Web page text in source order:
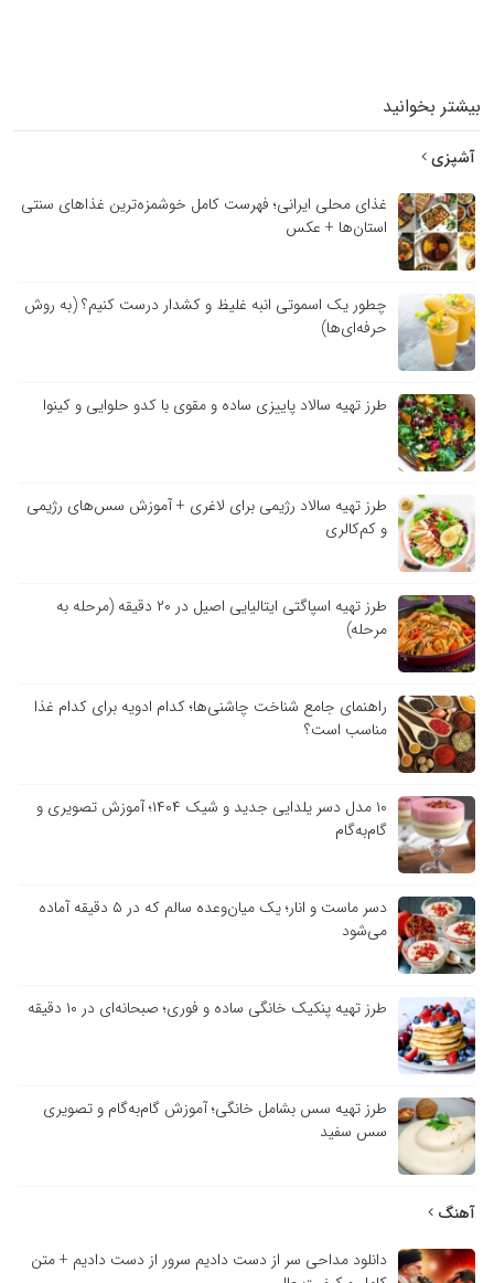
بیشتر بخوانید
آشپزی
غذای محلی ایرانی؛ فهرست کامل خوشمزه‌ترین غذاهای سنتی
استان‌ها + عکس
چطور یک اسموتی انبه غلیظ و کشدار درست کنیم؟ (به روش
حرفه‌ای‌ها)
طرز تهیه سالاد پاییزی ساده و مقوی با کدو حلوایی و کینوا
طرز تهیه سالاد رژیمی برای لاغری + آموزش سس‌های رژیمی
و کم‌کالری
طرز تهیه اسپاگتی ایتالیایی اصیل در ۲۰ دقیقه (مرحله به
مرحله)
راهنمای جامع شناخت چاشنی‌ها؛ کدام ادویه برای کدام غذا
مناسب است؟
۱۰ مدل دسر یلدایی جدید و شیک ۱۴۰۴؛ آموزش تصویری و
گام‌به‌گام
دسر ماست و انار؛ یک میان‌وعده سالم که در ۵ دقیقه آماده
می‌شود
طرز تهیه پنکیک خانگی ساده و فوری؛ صبحانه‌ای در ۱۰ دقیقه
طرز تهیه سس بشامل خانگی؛ آموزش گام‌به‌گام و تصویری
سس سفید
آهنگ
دانلود مداحی سر از دست دادیم سرور از دست دادیم + متن